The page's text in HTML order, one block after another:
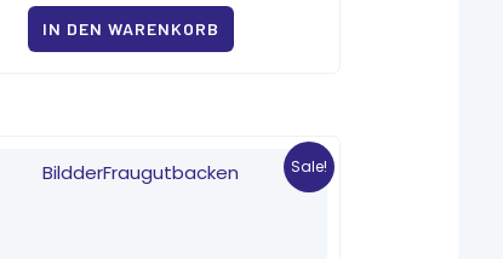
IN DEN WARENKORB
Sale!
war:
ist: